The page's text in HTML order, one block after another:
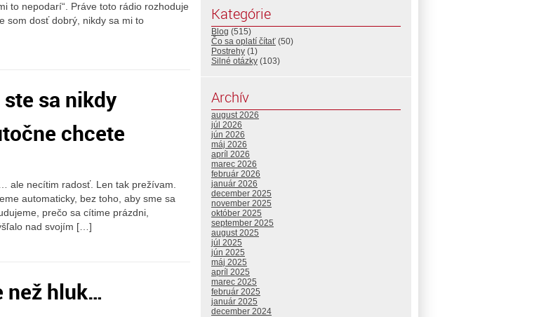
to nepodarí“. Práve toto rádio rozhoduje
som dosť dobrý, nikdy sa mi to
sa nikdy
chcete
ale necítim radosť. Len tak prežívam.
automaticky, bez toho, aby sme sa
prečo sa cítime prázdni,
nad svojím […]
než hluk…
Kategórie
Blog (515)
Čo sa oplatí čítať (50)
Postrehy (1)
Silné otázky (103)
Archív
august 2026
júl 2026
jún 2026
máj 2026
apríl 2026
marec 2026
február 2026
január 2026
december 2025
november 2025
október 2025
september 2025
august 2025
júl 2025
jún 2025
máj 2025
apríl 2025
marec 2025
február 2025
január 2025
december 2024